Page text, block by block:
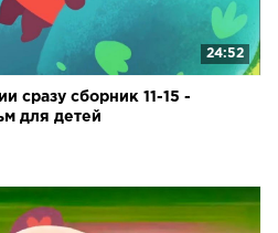
24:52
сразу сборник 11-15 -
для детей